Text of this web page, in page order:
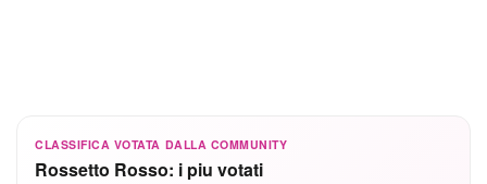
CLASSIFICA VOTATA DALLA COMMUNITY
Rossetto Rosso: i piu votati